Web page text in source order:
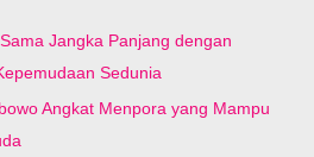
Jangka Panjang dengan
Sedunia
Angkat Menpora yang Mampu